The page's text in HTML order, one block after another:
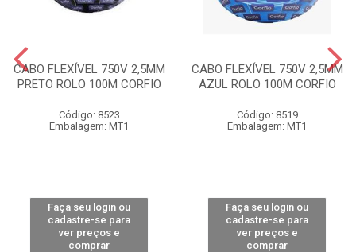
CABO FLEXÍVEL 750V 2,5MM
PRETO ROLO 100M CORFIO
Código: 8523
Embalagem: MT1
Faça seu login ou
cadastre-se para
ver preços e
comprar
CABO FLEXÍVEL 750V 2,5MM
AZUL ROLO 100M CORFIO
Código: 8519
Embalagem: MT1
Faça seu login ou
cadastre-se para
ver preços e
comprar